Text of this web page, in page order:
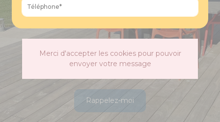
Merci d'accepter les cookies pour pouvoir
envoyer votre message
Rappelez-moi